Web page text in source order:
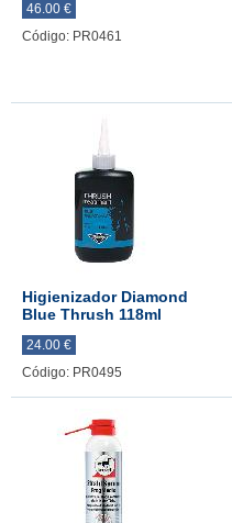
46.00 €
Código: PR0461
Higienizador Diamond
Blue Thrush 118ml
24.00 €
Código: PR0495